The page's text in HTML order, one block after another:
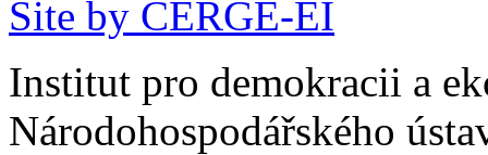
Site by CERGE-EI
Institut pro demokracii a
Národohospodářského